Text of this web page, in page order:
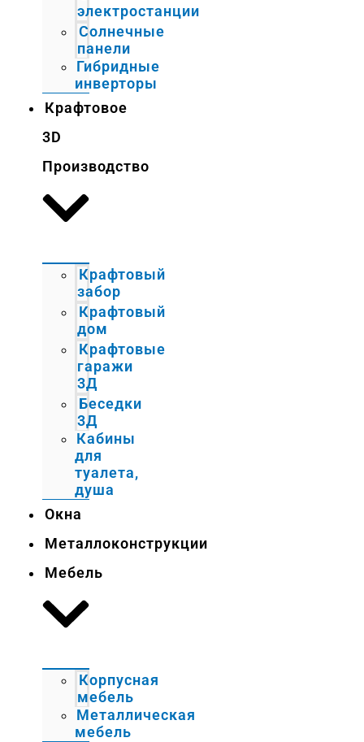
электростанции
Солнечные
панели
Гибридные
инверторы
Крафтовое
3D
Производство
Крафтовый
забор
Крафтовый
дом
Крафтовые
гаражи
3Д
Беседки
3Д
Кабины
для
туалета,
душа
Окна
Металлоконструкции
Мебель
Корпусная
мебель
Металлическая
мебель